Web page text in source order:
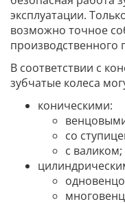
эксплуатации.
возможно точное
производственного
В соответствии с
зубчатые колеса
коническими:
со
с валиком;